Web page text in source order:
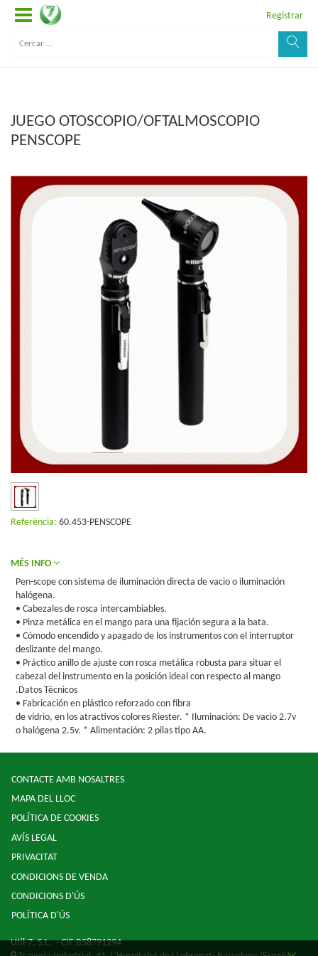
Registrar
JUEGO OTOSCOPIO/OFTALMOSCOPIO
PENSCOPE
Referència: 60.453-PENSCOPE
MÉS INFO
Pen-scope con sistema de iluminación directa de vacio o iluminación
halógena.
• Cabezales de rosca intercambiables.
• Pinza metálica en el mango para una fijación segura a la bata.
• Cómodo encendido y apagado de los instrumentos con el interruptor
deslizante del mango.
• Práctico anillo de ajuste con rosca metálica robusta para situar el
cabezal del instrumento en la posición ideal con respecto al mango
.Datos Técnicos
• Fabricación en plástico reforzado con fibra
de vidrio, en los atractivos colores Riester. * Iluminación: De vacio 2.7v
o halógena 2.5v. * Alimentación: 2 pilas tipo AA.
CONTACTE AMB NOSALTRES
MAPA DEL LLOC
POLÍTICA DE COOKIES
AVÍS LEGAL
PRIVACITAT
CONDICIONS DE VENDA
CONDICIONS D'ÚS
POLÍTICA D'ÚS
Util-7, S.L.- CIF:B58791294